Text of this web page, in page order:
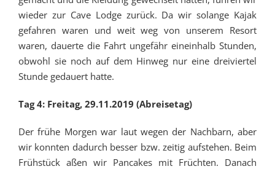
wieder zur Cave Lodge zurück. Da wir solange Kajak
gefahren waren und weit weg von unserem Resort
waren, dauerte die Fahrt ungefähr eineinhalb Stunden,
obwohl sie noch auf dem Hinweg nur eine dreiviertel
Stunde gedauert hatte.
Tag 4: Freitag, 29.11.2019 (Abreisetag)
Der frühe Morgen war laut wegen der Nachbarn, aber
wir konnten dadurch besser bzw. zeitig aufstehen. Beim
Frühstück aßen wir Pancakes mit Früchten. Danach